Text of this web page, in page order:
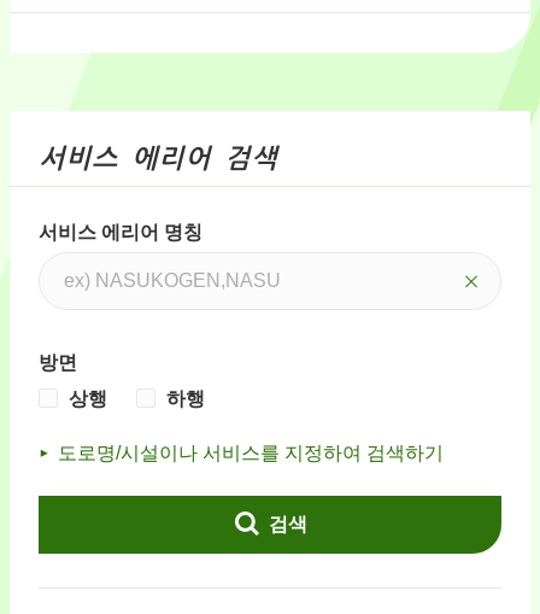
서비스 에리어 검색
서비스 에리어 명칭
방면
상행
하행
도로명/시설이나 서비스를 지정하여 검색하기
검색